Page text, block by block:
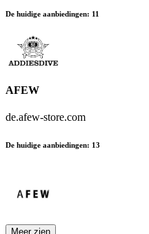
De huidige aanbiedingen: 11
AFEW
de.afew-store.com
De huidige aanbiedingen: 13
Meer zien